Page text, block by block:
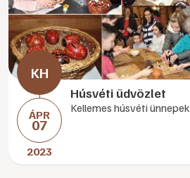
ÁPR
07
2023
Húsvéti üdvözlet
Kellemes húsvéti